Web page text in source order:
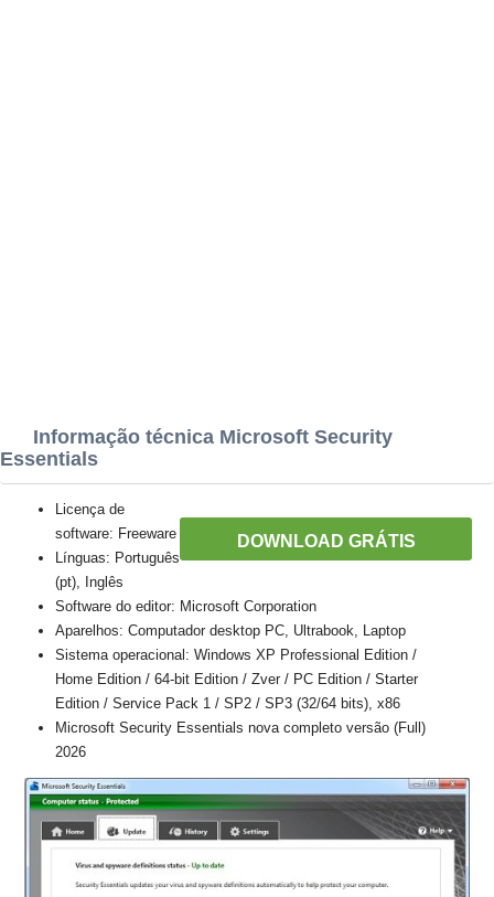
Informação técnica Microsoft Security
Essentials
DOWNLOAD GRÁTIS
Licença de
software: Freeware
Línguas: Português
(pt), Inglês
Software do editor: Microsoft Corporation
Aparelhos: Computador desktop PC, Ultrabook, Laptop
Sistema operacional: Windows XP Professional Edition /
Home Edition / 64-bit Edition / Zver / PC Edition / Starter
Edition / Service Pack 1 / SP2 / SP3 (32/64 bits), x86
Microsoft Security Essentials nova completo versão (Full)
2026